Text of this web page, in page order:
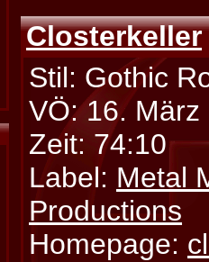
Closterkeller
Stil: Gothic
VÖ: 16. März
Zeit: 74:10
Label: Metal
Productions
Homepage: